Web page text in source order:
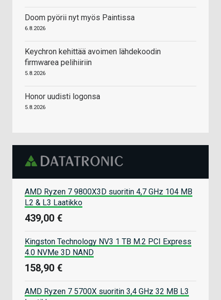
Doom pyörii nyt myös Paintissa
6.8.2026
Keychron kehittää avoimen lähdekoodin
firmwarea pelihiiriin
5.8.2026
Honor uudisti logonsa
5.8.2026
AMD Ryzen 7 9800X3D suoritin 4,7 GHz 104 MB
L2 & L3 Laatikko
439,00 €
Kingston Technology NV3 1 TB M.2 PCI Express
4.0 NVMe 3D NAND
158,90 €
AMD Ryzen 7 5700X suoritin 3,4 GHz 32 MB L3